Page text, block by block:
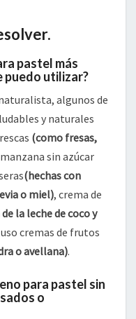
pastel más
puedo utilizar?
algunos de
y naturales
(como fresas,
sin azúcar
(hechas con
o miel), crema de
la leche de coco y
cremas de frutos
o avellana).
para pastel sin
o